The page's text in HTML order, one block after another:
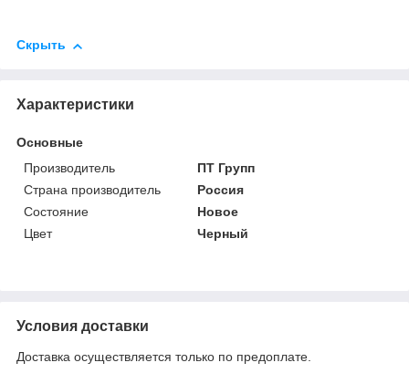
Скрыть
Характеристики
Основные
Производитель
ПТ Групп
Страна производитель
Россия
Состояние
Новое
Цвет
Черный
Условия доставки
Доставка осуществляется только по предоплате.